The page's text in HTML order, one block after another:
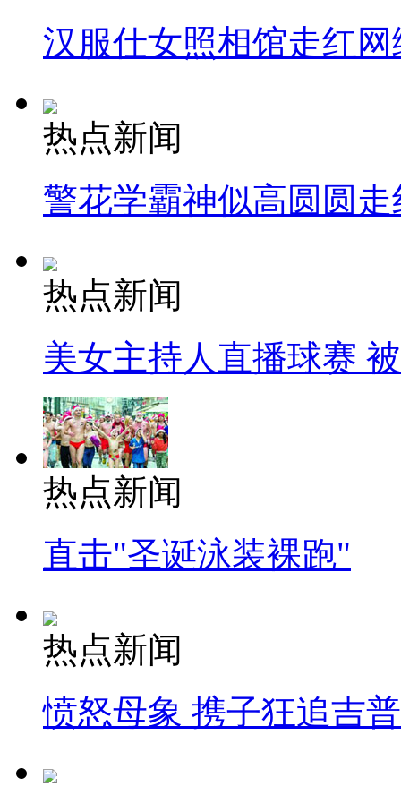
汉服仕女照相馆走红网
热点新闻
警花学霸神似高圆圆走
热点新闻
美女主持人直播球赛
热点新闻
直击"圣诞泳装裸跑"
热点新闻
愤怒母象 携子狂追吉